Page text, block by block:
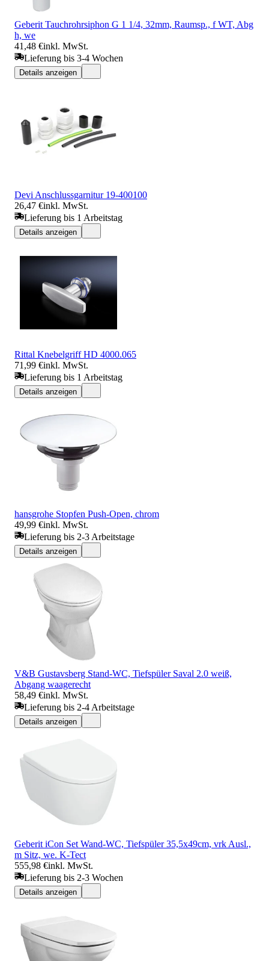
Geberit Tauchrohrsiphon G 1 1/4, 32mm, Raumsp., f WT, Abg
h, we
41,48 €inkl. MwSt.
Lieferung bis 3-4 Wochen
Details anzeigen
Devi Anschlussgarnitur 19-400100
26,47 €inkl. MwSt.
Lieferung bis 1 Arbeitstag
Details anzeigen
Rittal Knebelgriff HD 4000.065
71,99 €inkl. MwSt.
Lieferung bis 1 Arbeitstag
Details anzeigen
hansgrohe Stopfen Push-Open, chrom
49,99 €inkl. MwSt.
Lieferung bis 2-3 Arbeitstage
Details anzeigen
V&B Gustavsberg Stand-WC, Tiefspüler Saval 2.0 weiß,
Abgang waagerecht
58,49 €inkl. MwSt.
Lieferung bis 2-4 Arbeitstage
Details anzeigen
Geberit iCon Set Wand-WC, Tiefspüler 35,5x49cm, vrk Ausl.,
m Sitz, we. K-Tect
555,98 €inkl. MwSt.
Lieferung bis 2-3 Wochen
Details anzeigen